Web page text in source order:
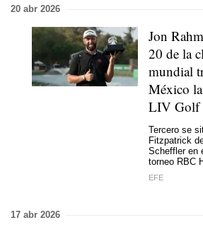
20 abr 2026
Jon
20 de la
mundial
México
LIV Golf
Tercero se
Fitzpatrick
Scheffler en
torneo RBC
EFE
17 abr 2026